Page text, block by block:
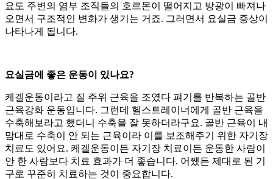
요도 주변의 염부 조직들의 호르몬이 떨어지고 방광이 빠져나
오면서 구조적인 변화가 생기는 거죠. 그러면서 요실금 증상이
나타나게 됩니다.
요실금에 좋은 운동이 있나요?
케겔운동이라고 질 주위 근육을 조였다 펴기를 반복하는 골반
근육강화 운동입니다. 그런데 헬스트레이너에게 골반 근육을
수축해보라고 했더니 수축을 잘 못하더라구요. 골반 근육이 내
맘대로 수축이 안 되는 근육이라 이를 보조해주기 위한 자기장
치료도 있어요. 케겔운동이든 자기장 치료이든 운동한 사람이
안 한 사람보다 치료 효과가 더 좋습니다. 어쨌든 제대로 된 기
구로 꾸준히 치료하는 것이 중요합니다.